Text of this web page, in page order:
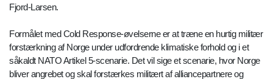
Fjord-Larsen.
Formålet med Cold Response-øvelserne er at træne en hurtig militær
forstærkning af Norge under udfordrende klimatiske forhold og i et
såkaldt NATO Artikel 5-scenarie. Det vil sige et scenarie, hvor Norge
bliver angrebet og skal forstærkes militært af alliancepartnere og